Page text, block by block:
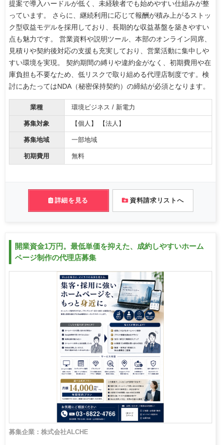
提案で導入ハードルが低く、未経験者でも始めやすい仕組みが整
っています。 さらに、継続利用に応じて報酬が積み上がるストッ
ク型収益モデルを採用しており、長期的な収益基盤を築きやすい
点も魅力です。 営業資料や説明ツール、本部のオンライン同席、
見積りや契約後対応の支援も充実しており、営業活動に集中しや
すい環境を実現。 契約期間の縛りや違約金がなく、初期費用や在
庫負担も不要なため、低リスクで取り組める代理店制度です。検
討にあたってはNDA（秘密保持契約）の締結が必須となります。
業種 環境ビジネス / 新電力
募集対象 【個人】 【法人】
募集地域 一部地域
初期費用 無料
詳細を見る 資料請求リストへ
開業資金1万円。最低単価を抑えた、成約しやすいホーム
ページ制作の代理店募集
募集企業：株式会社ALCHE